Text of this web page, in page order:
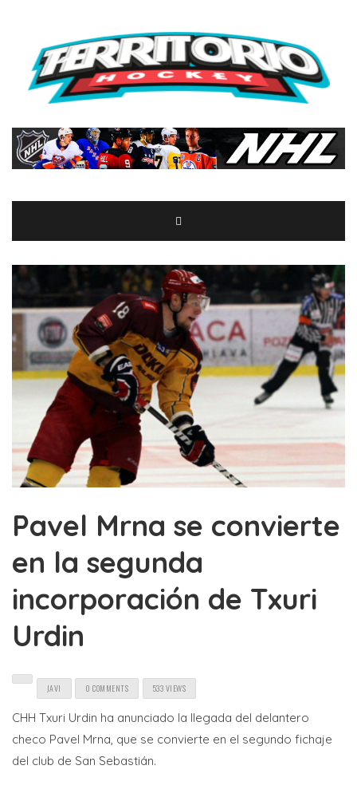
Pavel Mrna se convierte
en la segunda
incorporación de Txuri
Urdin
JAVI 0 COMMENTS 533 VIEWS
CHH Txuri Urdin ha anunciado la llegada del delantero
checo Pavel Mrna, que se convierte en el segundo fichaje
del club de San Sebastián.